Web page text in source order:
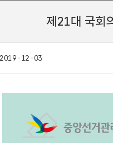
제21대 국회
2019-12-03